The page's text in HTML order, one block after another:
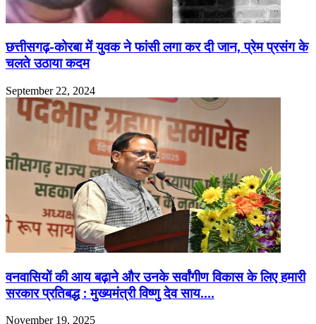
छत्तीसगढ़-कोरबा में युवक ने फांसी लगा कर दी जान, प्रेम प्रसंग के
चलते उठाया कदम
September 22, 2024
वनवासियों की आय बढ़ाने और उनके सर्वांगीण विकास के लिए हमारी
सरकार प्रतिबद्ध : मुख्यमंत्री विष्णु देव साय….
November 19, 2025